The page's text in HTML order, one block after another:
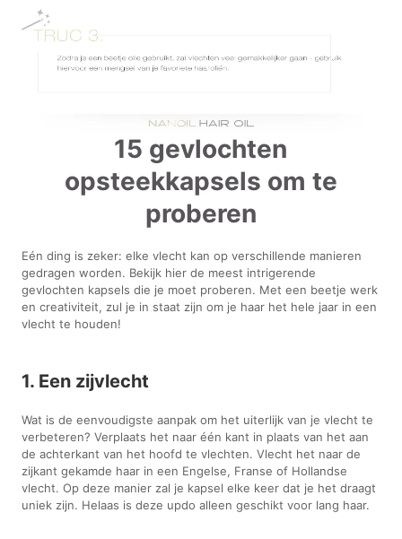
15 gevlochten
opsteekkapsels om te
proberen
Eén ding is zeker: elke vlecht kan op verschillende manieren
gedragen worden. Bekijk hier de meest intrigerende
gevlochten kapsels die je moet proberen. Met een beetje werk
en creativiteit, zul je in staat zijn om je haar het hele jaar in een
vlecht te houden!
1. Een zijvlecht
Wat is de eenvoudigste aanpak om het uiterlijk van je vlecht te
verbeteren? Verplaats het naar één kant in plaats van het aan
de achterkant van het hoofd te vlechten. Vlecht het naar de
zijkant gekamde haar in een Engelse, Franse of Hollandse
vlecht. Op deze manier zal je kapsel elke keer dat je het draagt
uniek zijn. Helaas is deze updo alleen geschikt voor lang haar.